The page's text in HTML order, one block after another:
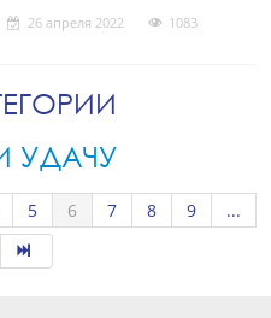
26 апреля 2022 1083
УДАЧУ
5 6 7 8 9 ...